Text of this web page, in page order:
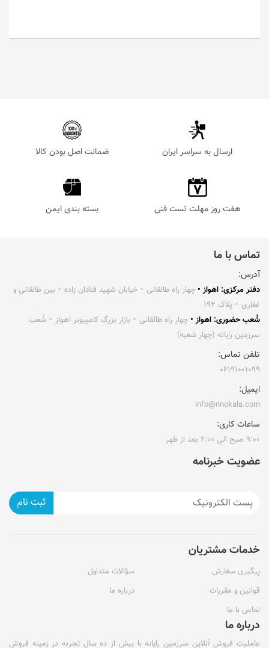
ارسال به سراسر ایران ضمانت اصل بودن کالا
هفت روز مهلت تست فنی بسته بندی ایمن
تماس با ما
آدرس:
دفتر مرکزی: اهواز • چهار راه طالقانی ⁃ خیابان شهید قنادان زاده ⁃ بین طالقانی و
غفاری ⁃ پلاک ۱۹۲
شُعب حضوری: اهواز • چهار راه طالقانی ⁃ بازار بزرگ کامپیوتر اهواز ⁃ شُعب
سرزمین رایانه (چهار شعبه)
تلفن تماس:
۰۶۱۹۱۰۰۱۰۹۹
ایمیل:
info@rinokala.com
ساعات کاری:
۹:۰۰ صبح الی ۶:۰۰ بعد از ظهر
عضویت خبرنامه
ثبت نام
خدمات مشتریان
پیگیری سفارش
سؤالات متداول
قوانین و مقررات
درباره ما
تماس با ما
درباره ما
عاملیت فروش آنلاین سرزمین رایانه با بیش از ده سال تجربه در زمینه فروش